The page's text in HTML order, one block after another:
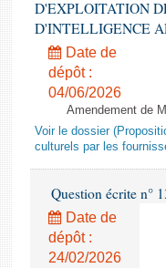
Budget et sécurité
Questions écrites et
Comptes rendus des
D'EXPLOITATION
D'INTELLIGENCE
Date de
dépôt :
04/06/2026
Amendement de
Voir le dossier
culturels par les
Question écrite n°
Date de
dépôt :
24/02/2026